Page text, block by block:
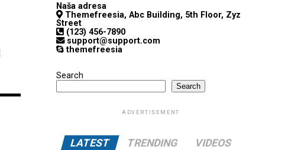
Naša adresa
Themefreesia, Abc Building, 5th Floor, Zyz
Street
(123) 456-7890
support@support.com
themefreesia
Search
Search
ADVERTISEMENT
LATEST TRENDING VIDEOS